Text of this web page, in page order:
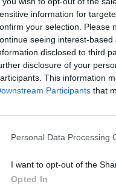
information for
your selection. Please
seeing interest-
disclosed to third
disclosure of your
This information
Participants that
Personal Data Processing
I want to opt-out of the
Opted In
γεννήθηκε το 1951
Φιλολογία στο
τις μεταπτυχιακές και